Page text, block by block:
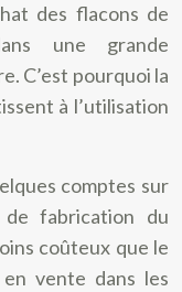
des flacons de
une grande
C’est pourquoi la
à l’utilisation
comptes sur
fabrication du
coûteux que le
vente dans les